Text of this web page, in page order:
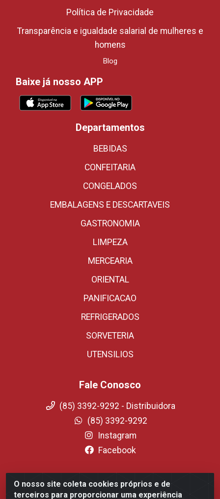
O nosso site coleta cookies próprios e de
terceiros para proporcionar uma experiência
Política de Privacidade
Transparência e igualdade salarial de mulheres e
homens
Blog
Baixe já nosso APP
Departamentos
BEBIDAS
CONFEITARIA
CONGELADOS
EMBALAGENS E DESCARTAVEIS
GASTRONOMIA
LIMPEZA
MERCEARIA
ORIENTAL
PANIFICACAO
REFRIGERADOS
SORVETERIA
UTENSILIOS
Fale Conosco
(85) 3392-9292 - Distribuidora
(85) 3392-9292
Instagram
Facebook
Fortali Distribuidora de Alimentos LTDA - Avenida